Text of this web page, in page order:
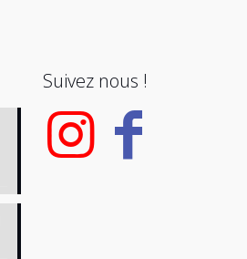
Suivez nous !